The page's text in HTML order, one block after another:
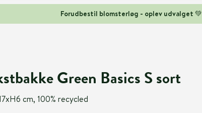
Forudbestil blomsterløg - oplev udvalget 💚
Green Basics S sort
cm, 100% recycled